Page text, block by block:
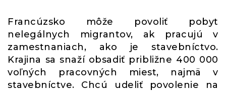
Francúzsko môže povoliť pobyt
nelegálnych migrantov, ak pracujú v
zamestnaniach, ako je stavebníctvo.
Krajina sa snaží obsadiť približne 400 000
voľných pracovných miest, najmä v
stavebníctve. Chcú udeliť povolenie na